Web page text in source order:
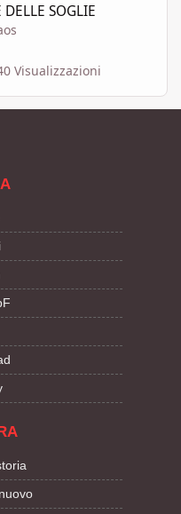
DELLE SOGLIE
Visualizzazioni